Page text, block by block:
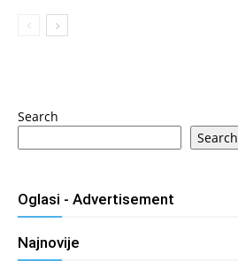
Search
Search
Oglasi - Advertisement
Najnovije